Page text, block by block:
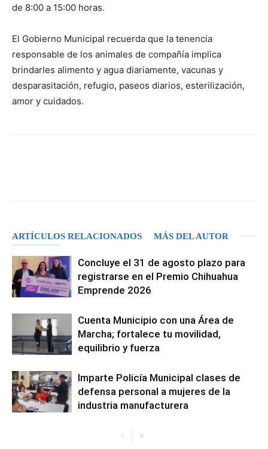
de 8:00 a 15:00 horas.
El Gobierno Municipal recuerda que la tenencia
responsable de los animales de compañía implica
brindarles alimento y agua diariamente, vacunas y
desparasitación, refugio, paseos diarios, esterilización,
amor y cuidados.
ARTÍCULOS RELACIONADOS MÁS DEL AUTOR
Concluye el 31 de agosto plazo para
registrarse en el Premio Chihuahua
Emprende 2026
Cuenta Municipio con una Área de
Marcha; fortalece tu movilidad,
equilibrio y fuerza
Imparte Policía Municipal clases de
defensa personal a mujeres de la
industria manufacturera